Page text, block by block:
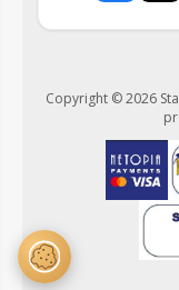
Copyright © 2026